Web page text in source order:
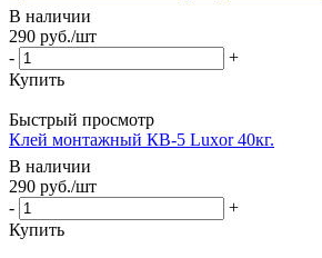
В наличии
290 руб./шт
-
+
Купить
Быстрый просмотр
Клей монтажный КВ-5 Luxor 40кг.
В наличии
290 руб./шт
-
+
Купить